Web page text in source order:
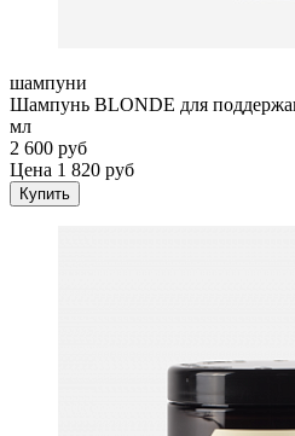
шампуни
Шампунь BLONDE для
мл
2 600 руб
Цена 1 820 руб
Купить